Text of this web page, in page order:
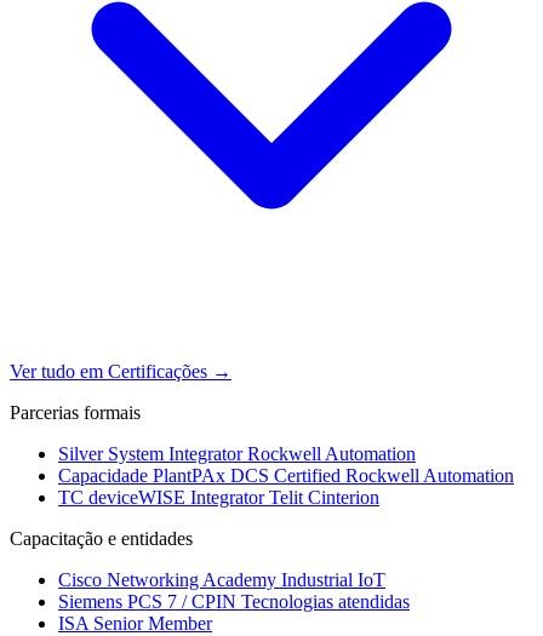
Ver tudo em Certificações →
Parcerias formais
Silver System IntegratorRockwell Automation
Capacidade PlantPAx DCS Certified Rockwell Automation
TC deviceWISE IntegratorTelit Cinterion
Capacitação e entidades
Cisco Networking Academy Industrial IoT
Siemens PCS 7 / CPIN Tecnologias atendidas
ISA Senior Member